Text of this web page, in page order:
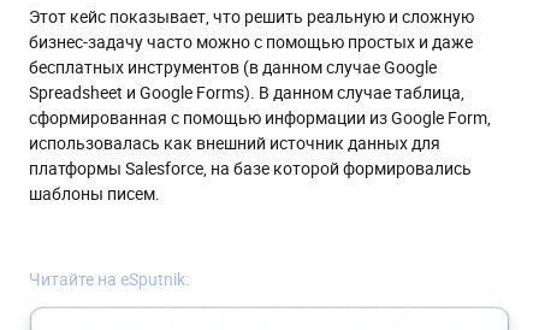
Этот кейс показывает, что решить реальную и сложную
бизнес-задачу часто можно с помощью простых и даже
бесплатных инструментов (в данном случае Google
Spreadsheet и Google Forms). В данном случае таблица,
сформированная с помощью информации из Google Form,
использовалась как внешний источник данных для
платформы Salesforce, на базе которой формировались
шаблоны писем.
Читайте на eSputnik: